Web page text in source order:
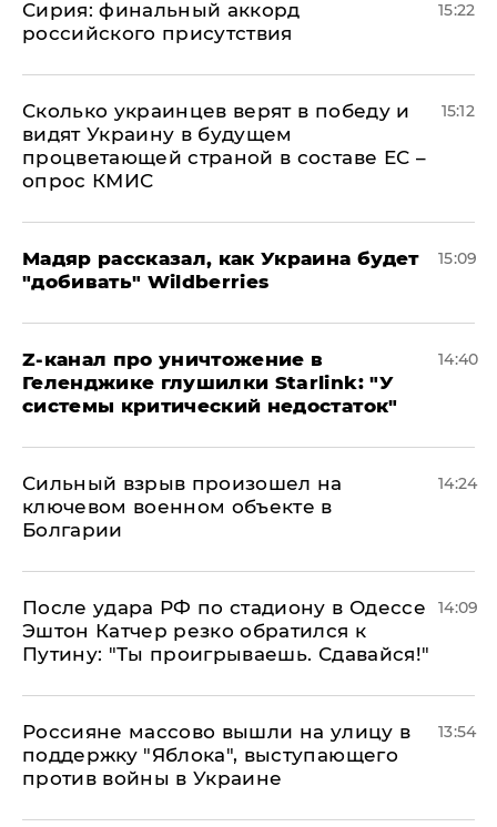
​Сирия: финальный аккорд
российского присутствия
15:22
Сколько украинцев верят в победу и
видят Украину в будущем
процветающей страной в составе ЕС –
опрос КМИС
15:12
Мадяр рассказал, как Украина будет
"добивать" Wildberries
15:09
Z-канал про уничтожение в
Геленджике глушилки Starlink: "У
системы критический недостаток"
14:40
Сильный взрыв произошел на
ключевом военном объекте в
Болгарии
14:24
После удара РФ по стадиону в Одессе
Эштон Катчер резко обратился к
Путину: "Ты проигрываешь. Сдавайся!"
14:09
Россияне массово вышли на улицу в
поддержку "Яблока", выступающего
против войны в Украине
13:54